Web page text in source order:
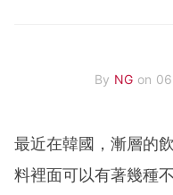
By NG on
最近在韓國，漸層的
料裡面可以有著幾種